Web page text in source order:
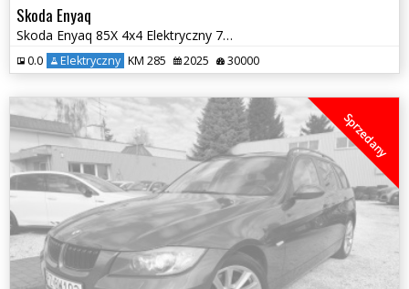
Skoda Enyaq
Skoda Enyaq 85X 4x4 Elektryczny 77 kWH Gwarancja
0.0 Elektryczny KM 285 2025 30000
Sprzedany